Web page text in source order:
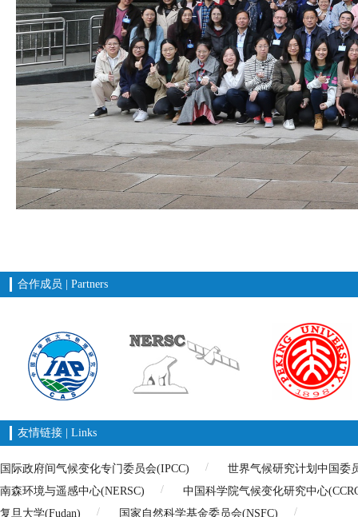
合作成员 | Partners
友情链接 | Links
国际政府间气候变化专门委员会(IPCC)
世界气候研究计划中国委
南森环境与遥感中心(NERSC)
中国科学院气候变化研究中心
复旦大学(Fudan)
国家自然科学基金委员会(NSFC)